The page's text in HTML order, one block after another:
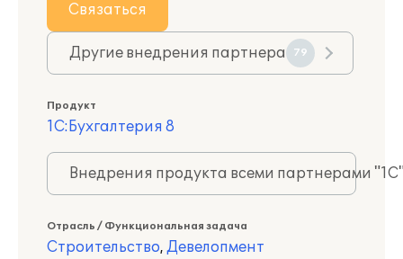
Связаться
Другие внедрения партнера 79
Продукт
1С:Бухгалтерия 8
Внедрения продукта всеми партнерами
Отрасль / Функциональная задача
Строительство, Девелопмент